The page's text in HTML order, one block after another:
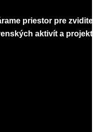
priestor pre
aktivít a